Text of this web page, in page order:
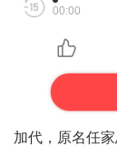
00:00
加代，原名任